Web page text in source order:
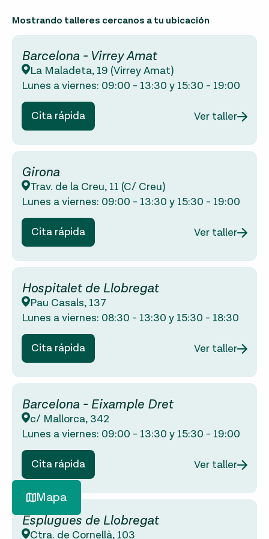
Mostrando talleres cercanos a tu ubicación
Barcelona - Virrey Amat
La Maladeta, 19 (Virrey Amat)
Lunes a viernes: 09:00 - 13:30 y 15:30 - 19:00
Cita rápida Ver taller
Girona
Trav. de la Creu, 11 (C/ Creu)
Lunes a viernes: 09:00 - 13:30 y 15:30 - 19:00
Cita rápida Ver taller
Hospitalet de Llobregat
Pau Casals, 137
Lunes a viernes: 08:30 - 13:30 y 15:30 - 18:30
Cita rápida Ver taller
Barcelona - Eixample Dret
c/ Mallorca, 342
Lunes a viernes: 09:00 - 13:30 y 15:30 - 19:00
Cita rápida Ver taller
Esplugues de Llobregat
Ctra. de Cornellà, 103
Mapa